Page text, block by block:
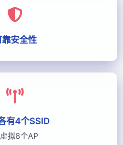
靠安全性
有4个SSID
拟8个AP